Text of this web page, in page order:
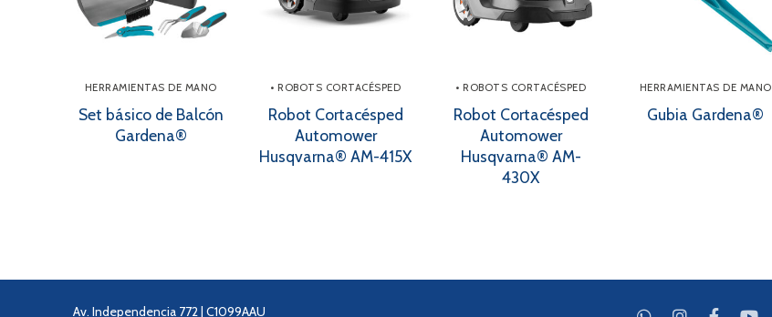
HERRAMIENTAS DE MANO
Set básico de Balcón
Gardena®
• ROBOTS CORTACÉSPED
Robot Cortacésped
Automower
Husqvarna® AM-415X
• ROBOTS CORTACÉSPED
Robot Cortacésped
Automower
Husqvarna® AM-
430X
HERRAMIENTAS DE MANO
Gubia Gardena®
Av. Independencia 772 | C1099AAU